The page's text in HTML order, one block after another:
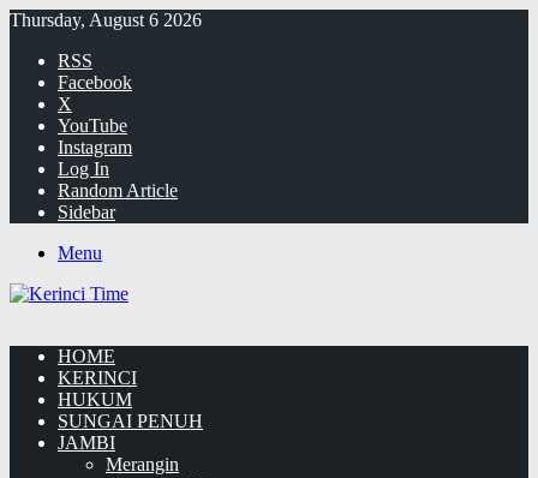
Thursday, August 6 2026
RSS
Facebook
X
YouTube
Instagram
Log In
Random Article
Sidebar
Menu
HOME
KERINCI
HUKUM
SUNGAI PENUH
JAMBI
Merangin